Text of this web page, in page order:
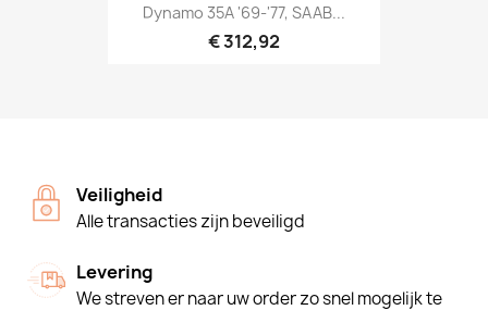
Dynamo 35A '69-'77, SAAB...
€ 312,92
Veiligheid
Alle transacties zijn beveiligd
Levering
We streven er naar uw order zo snel mogelijk te